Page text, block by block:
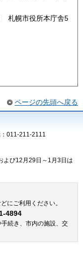
札幌市役所本庁舎5
ページの先頭へ戻る
：011-211-2111
よび12月29日～1月3日は
にご利用ください。
4894
続き、市内の施設、交